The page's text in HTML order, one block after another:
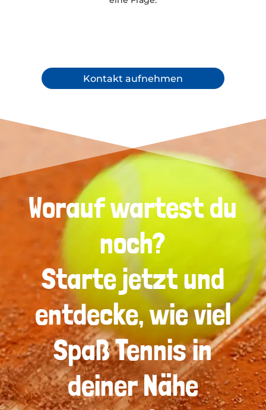
Kontakt aufnehmen
Worauf wartest du
noch?
Starte jetzt und
entdecke, wie viel
Spaß Tennis in
deiner Nähe